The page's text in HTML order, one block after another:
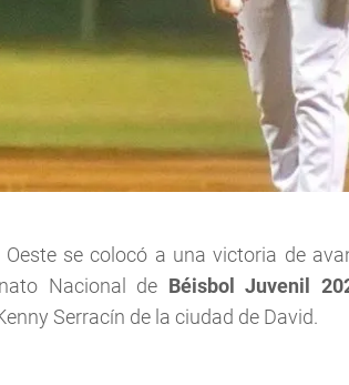
se colocó a una victoria de
Nacional de Béisbol Juvenil
Serracín de la ciudad de David.